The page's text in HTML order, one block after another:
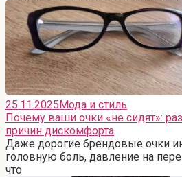
25.11.2025Мода и стиль
Почему ваши очки «не сидят»:
причин дискомфорта
Даже дорогие брендовые очки
головную боль, давление на
что